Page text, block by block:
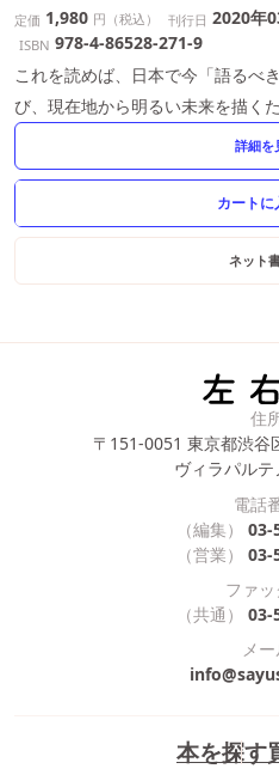
定価 1,980 円（税込） 刊行日 2020年
ISBN 978-4-86528-271-9
これを読めば、日本で今「語るべ
び、現在地から明るい未来を描く
詳細を
ネット
本を探す
住
〒151-0051 東京都渋谷
ヴィラパルテ
電話
（編集）
03-
（営業）
03-
ファッ
（共通）
03-
メ